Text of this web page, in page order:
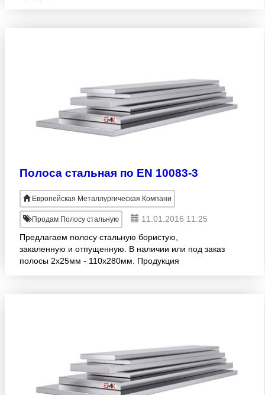
Полоса стальная по EN 10083-3
Европейская Металлургическая Компани
Продам Полосу стальную
11.01.2016 11:25
Предлагаем полосу стальную бористую,
закаленную и отпущенную. В наличии или под заказ
полосы 2х25мм - 110х280мм. Продукция